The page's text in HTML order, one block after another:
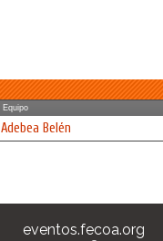
Equipo
Adebea Belén
eventos.fecoa.org